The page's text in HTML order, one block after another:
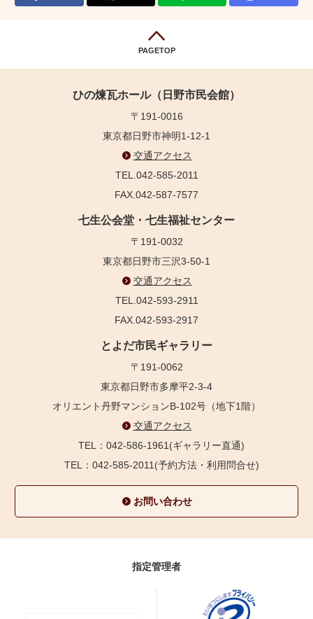
PAGETOP
ひの煉瓦ホール（日野市民会館）
〒191-0016
東京都日野市神明1-12-1
交通アクセス
TEL.042-585-2011
FAX.042-587-7577
七生公会堂・七生福祉センター
〒191-0032
東京都日野市三沢3-50-1
交通アクセス
TEL.042-593-2911
FAX.042-593-2917
とよだ市民ギャラリー
〒191-0062
東京都日野市多摩平2-3-4
オリエント丹野マンションB-102号（地下1階）
交通アクセス
TEL：042-586-1961(ギャラリー直通)
TEL：042-585-2011(予約方法・利用問合せ)
お問い合わせ
指定管理者